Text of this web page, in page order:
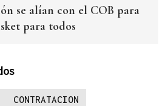
se alían con el COB para
para todos
CONTRATACION